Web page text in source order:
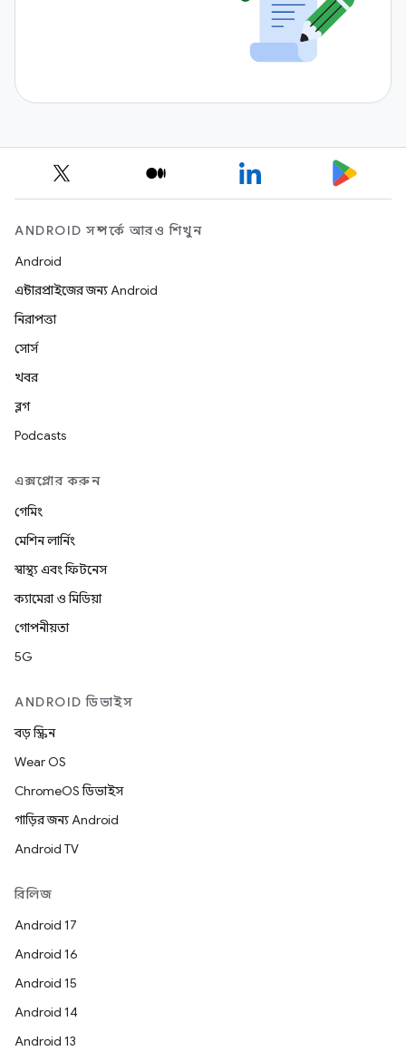
ANDROID সম্পর্কে আরও শিখুন
Android
এন্টারপ্রাইজের জন্য Android
নিরাপত্তা
সোর্স
খবর
ব্লগ
Podcasts
এক্সপ্লোর করুন
গেমিং
মেশিন লার্নিং
স্বাস্থ্য এবং ফিটনেস
ক্যামেরা ও মিডিয়া
গোপনীয়তা
5G
ANDROID ডিভাইস
বড় স্ক্রিন
Wear OS
ChromeOS ডিভাইস
গাড়ির জন্য Android
Android TV
রিলিজ
Android 17
Android 16
Android 15
Android 14
Android 13